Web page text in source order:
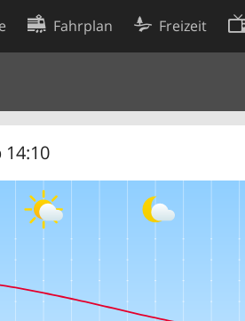
Fahrplan Freizeit
14:10
Cookie-Einstellungen